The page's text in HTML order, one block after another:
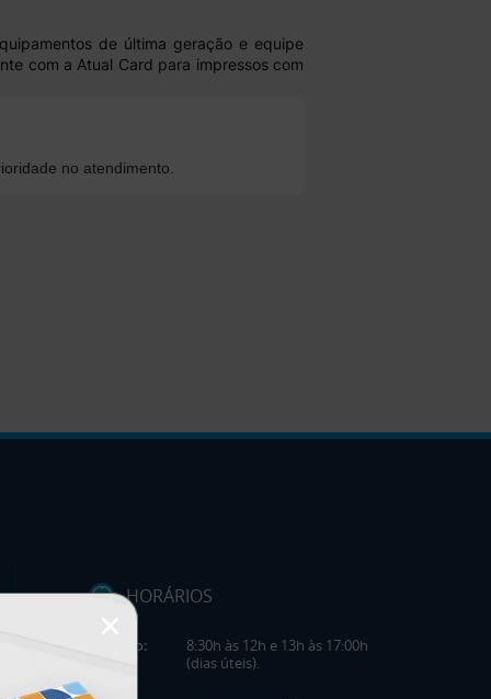
de última geração e equipe
com a Atual Card para impressos com
no atendimento.
HORÁRIOS
Horário:
8:30h às 12h e 13h às 17:00h
(dias úteis).